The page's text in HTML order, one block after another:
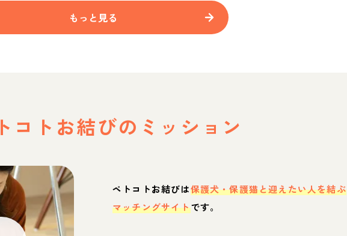
もっと見る
コトお結びの ミッション
ペトコトお結びは保護犬・保護猫と迎えたい人を結ぶ
マッチングサイトです。